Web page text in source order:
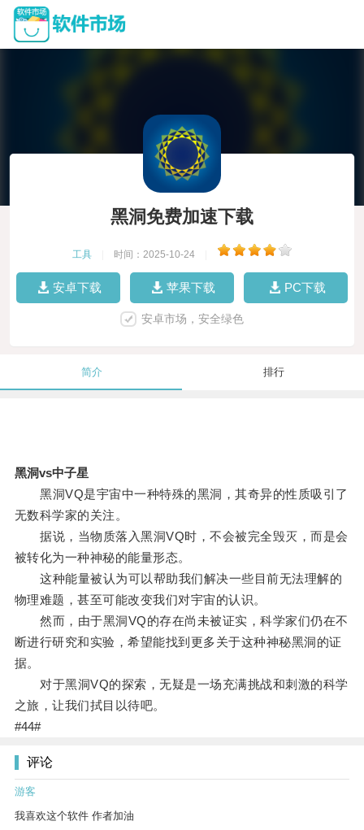
黑洞免费加速下载
工具 时间：2025-10-24
安卓下载 苹果下载 PC下载
安卓市场，安全绿色
简介 排行
黑洞vs中子星
黑洞VQ是宇宙中一种特殊的黑洞，其奇异的性质吸引了
无数科学家的关注。
据说，当物质落入黑洞VQ时，不会被完全毁灭，而是会
被转化为一种神秘的能量形态。
这种能量被认为可以帮助我们解决一些目前无法理解的
物理难题，甚至可能改变我们对宇宙的认识。
然而，由于黑洞VQ的存在尚未被证实，科学家们仍在不
断进行研究和实验，希望能找到更多关于这种神秘黑洞的证
据。
对于黑洞VQ的探索，无疑是一场充满挑战和刺激的科学
之旅，让我们拭目以待吧。
#44#
评论
游客
我喜欢这个软件 作者加油